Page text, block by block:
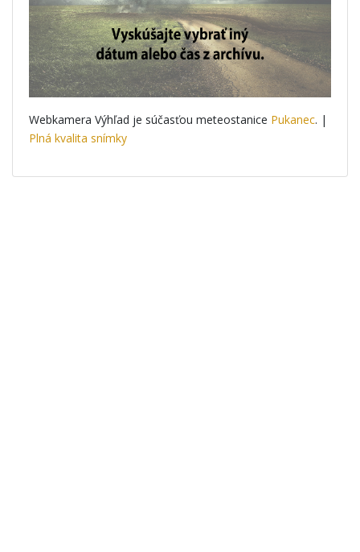
Webkamera Výhľad je súčasťou meteostanice Pukanec. |
Plná kvalita snímky